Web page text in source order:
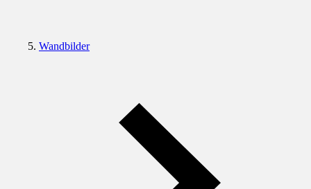
Wandbilder